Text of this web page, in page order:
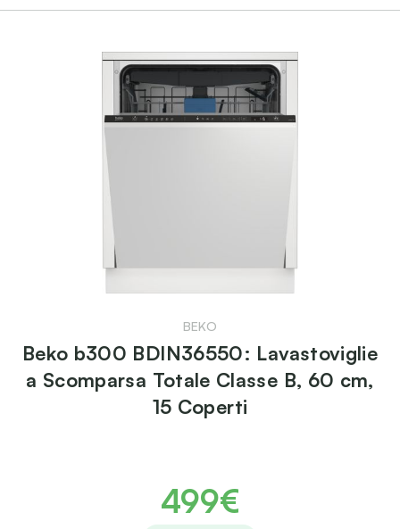
BEKO
Beko b300 BDIN36550: Lavastoviglie
a Scomparsa Totale Classe B, 60 cm,
15 Coperti
499€